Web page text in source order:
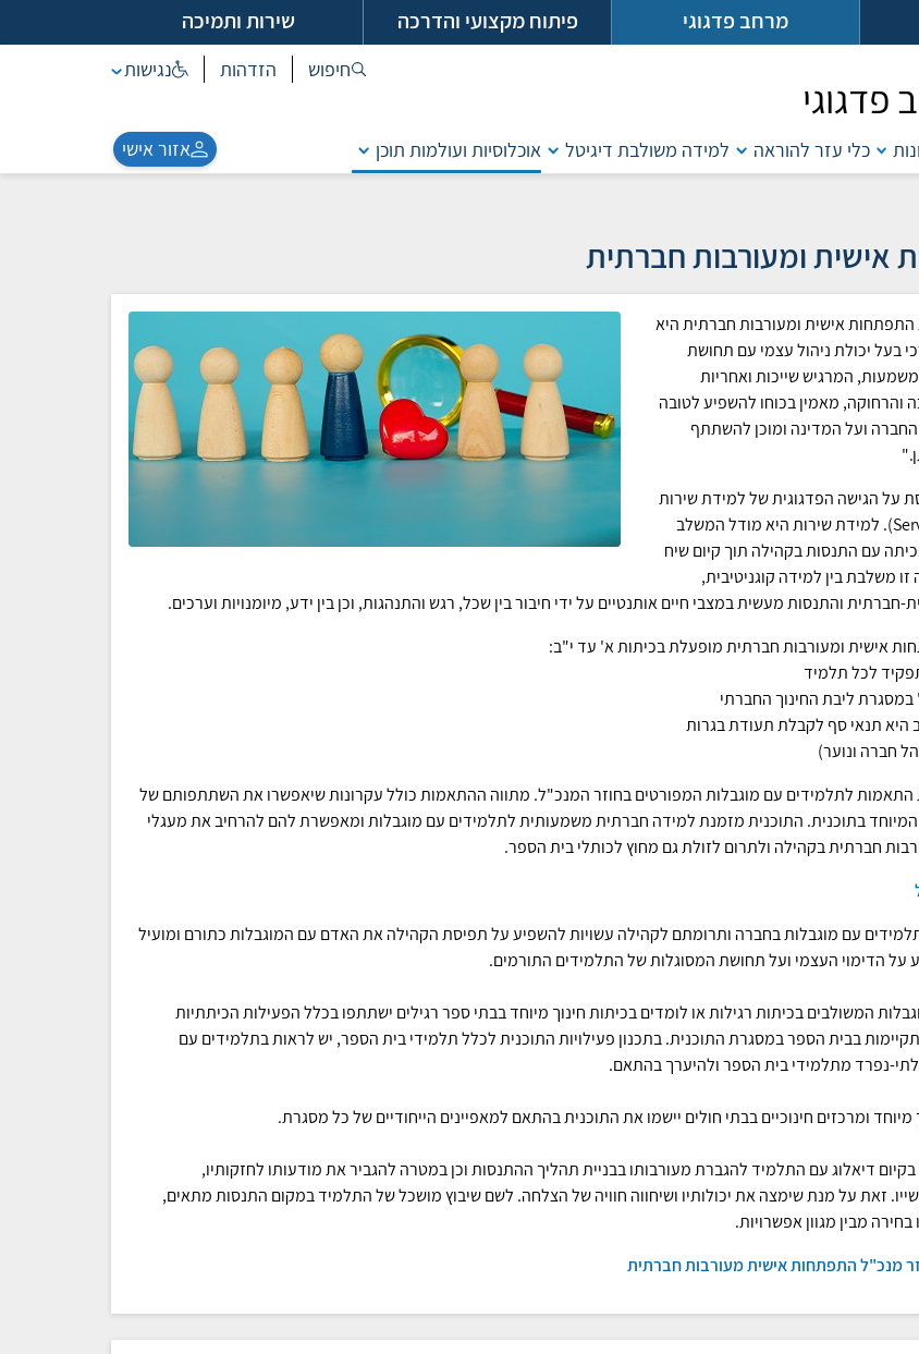
מרחב פדגוגי פיתוח מקצועי והדרכה שירות ותמיכה
פדגוגי
חיפוש הזדהות נגישות
כלי עזר להוראה למידה משולבת דיגיטל אוכלוסיות ועולמות תוכן אזור אישי
אישית ומעורבות חברתית
אישית ומעורבות חברתית היא
בעל יכולת ניהול עצמי עם תחושת
המרגיש שייכות ואחריות
והרחוקה, מאמין בכוחו להשפיע לטובה
ועל המדינה ומוכן להשתתף
על הגישה הפדגוגית של למידת שירות
(Service Learning). למידת שירות היא מודל המשלב
עם התנסות בקהילה תוך קיום שיח
זו משלבת בין למידה קוגניטיבית,
והתנסות מעשית במצבי חיים אותנטיים על ידי חיבור בין שכל, רגש והתנהגות, וכן בין ידע, מיומנויות וערכים.
אישית ומעורבות חברתית מופעלת בכיתות א' עד י"ב:
לכל תלמיד
במסגרת ליבת החינוך החברתי
היא תנאי סף לקבלת תעודת בגרות
חברה ונוער)
התאמות לתלמידים עם מוגבלות המפורטים בחוזר המנכ"ל. מתווה ההתאמות כולל עקרונות שיאפשרו את השתתפותם של
המיוחד בתוכנית. התוכנית מזמנת למידה חברתית משמעותית לתלמידים עם מוגבלות ומאפשרת להם להרחיב את מעגלי
חברתית בקהילה ולתרום לזולת גם מחוץ לכותלי בית הספר.
עם מוגבלות בחברה ותרומתם לקהילה עשויות להשפיע על תפיסת הקהילה את האדם עם המוגבלות כתורם ומועיל
על הדימוי העצמי ועל תחושת המסוגלות של התלמידים התורמים.
המשולבים בכיתות רגילות או לומדים בכיתות חינוך מיוחד בבתי ספר רגילים ישתתפו בכלל הפעילות הכיתתיות
בבית הספר במסגרת התוכנית. בתכנון פעילויות התוכנית לכלל תלמידי בית הספר, יש לראות בתלמידים עם
נפרד מתלמידי בית הספר ולהיערך בהתאם.
מיוחד ומרכזים חינוכיים בבתי חולים יישמו את התוכנית בהתאם למאפיינים הייחודיים של כל מסגרת.
דיאלוג עם התלמיד להגברת מעורבותו בבניית תהליך ההתנסות וכן במטרה להגביר את מודעותו לחזקותיו,
זאת על מנת שימצה את יכולותיו ושיחווה חוויה של הצלחה. לשם שיבוץ מושכל של התלמיד במקום התנסות מתאים,
מבין מגוון אפשרויות.
מנכ"ל התפתחות אישית מעורבות חברתית